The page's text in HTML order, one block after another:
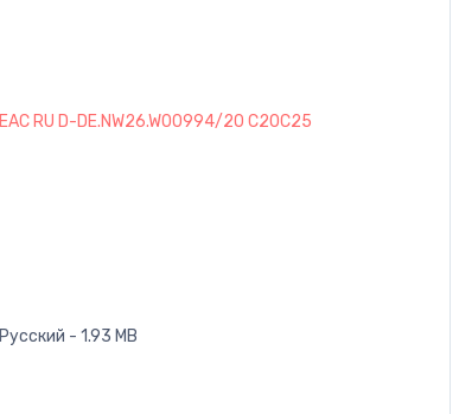
EAC RU D-DE.NW26.W00994/20 C20C25
Русский - 1.93 MB